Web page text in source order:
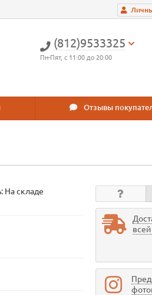
(812)9533325
Пн-Пят, с 11:00 до 20:00
Отзывы
На складе